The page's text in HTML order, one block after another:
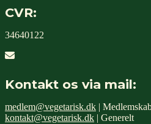
CVR:
34640122
Kontakt os via mail:
medlem@vegetarisk.dk |
kontakt@vegetarisk.dk | Generelt